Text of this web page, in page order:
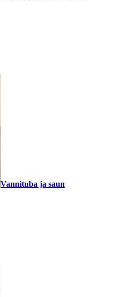
Vannituba ja saun